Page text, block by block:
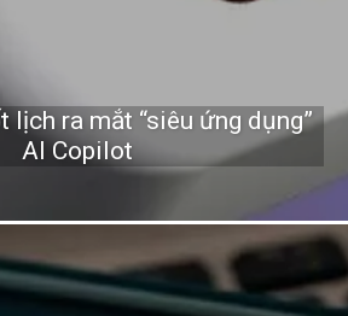
ra mắt “siêu ứng dụng”
AI Copilot